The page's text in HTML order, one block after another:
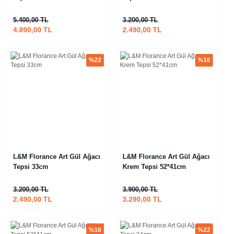
5.400,00 TL
4.890,00 TL
3.200,00 TL
2.490,00 TL
%22
L&M Florance Art Gül Ağacı
Tepsi 33cm
3.200,00 TL
2.490,00 TL
%16
L&M Florance Art Gül Ağacı
Krem Tepsi 52*41cm
3.900,00 TL
3.290,00 TL
%16 %22